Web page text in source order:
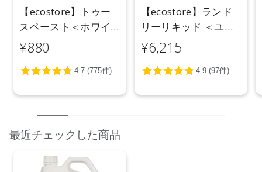
【ecostore】トゥー
スペースト＜ホワイ
トニング＞ 100g
¥880
【ecostore】ランド
リーリキッド ＜ユー
カリ＞ 5L
¥6,215
最近チェックした商品